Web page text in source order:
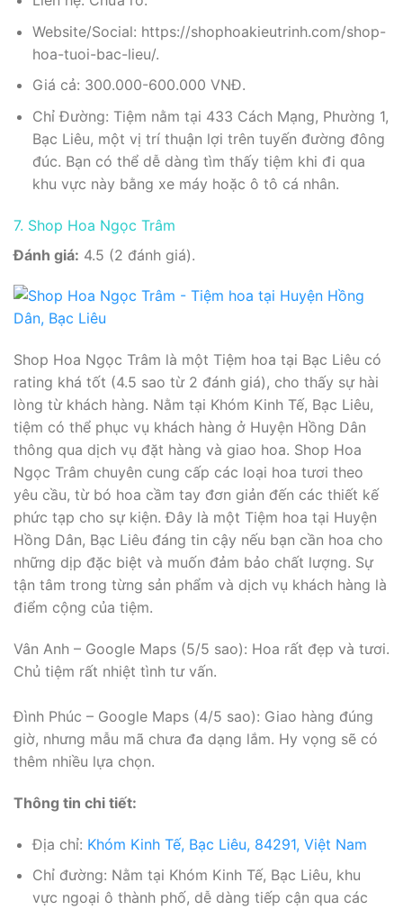
Website/Social: https://shophoakieutrinh.com/shop-
hoa-tuoi-bac-lieu/.
Giá cả: 300.000-600.000 VNĐ.
Chỉ Đường: Tiệm nằm tại 433 Cách Mạng, Phường 1,
Bạc Liêu, một vị trí thuận lợi trên tuyến đường đông
đúc. Bạn có thể dễ dàng tìm thấy tiệm khi đi qua
khu vực này bằng xe máy hoặc ô tô cá nhân.
7. Shop Hoa Ngọc Trâm
Đánh giá: 4.5 (2 đánh giá).
Shop Hoa Ngọc Trâm là một Tiệm hoa tại Bạc Liêu có
rating khá tốt (4.5 sao từ 2 đánh giá), cho thấy sự hài
lòng từ khách hàng. Nằm tại Khóm Kinh Tế, Bạc Liêu,
tiệm có thể phục vụ khách hàng ở Huyện Hồng Dân
thông qua dịch vụ đặt hàng và giao hoa. Shop Hoa
Ngọc Trâm chuyên cung cấp các loại hoa tươi theo
yêu cầu, từ bó hoa cầm tay đơn giản đến các thiết kế
phức tạp cho sự kiện. Đây là một Tiệm hoa tại Huyện
Hồng Dân, Bạc Liêu đáng tin cậy nếu bạn cần hoa cho
những dịp đặc biệt và muốn đảm bảo chất lượng. Sự
tận tâm trong từng sản phẩm và dịch vụ khách hàng là
điểm cộng của tiệm.
Vân Anh – Google Maps (5/5 sao): Hoa rất đẹp và tươi.
Chủ tiệm rất nhiệt tình tư vấn.
Đình Phúc – Google Maps (4/5 sao): Giao hàng đúng
giờ, nhưng mẫu mã chưa đa dạng lắm. Hy vọng sẽ có
thêm nhiều lựa chọn.
Thông tin chi tiết:
Địa chỉ: Khóm Kinh Tế, Bạc Liêu, 84291, Việt Nam
Chỉ đường: Nằm tại Khóm Kinh Tế, Bạc Liêu, khu
vực ngoại ô thành phố, dễ dàng tiếp cận qua các